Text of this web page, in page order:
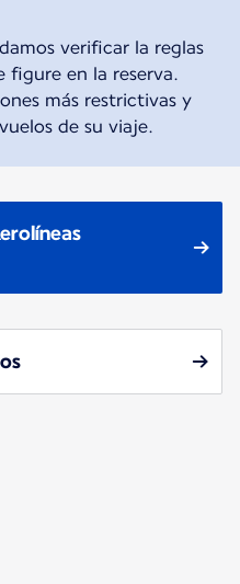
verificar la reglas
figure en la reserva.
más restrictivas y
de su viaje.